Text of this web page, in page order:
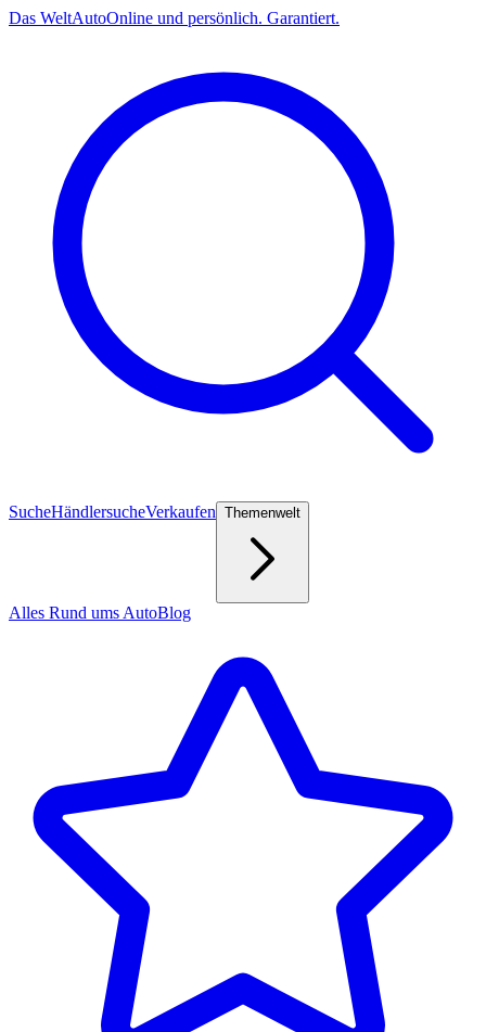
Das WeltAutoOnline und persönlich. Garantiert.
SucheHändlersucheVerkaufen Themenwelt
Alles Rund ums AutoBlog